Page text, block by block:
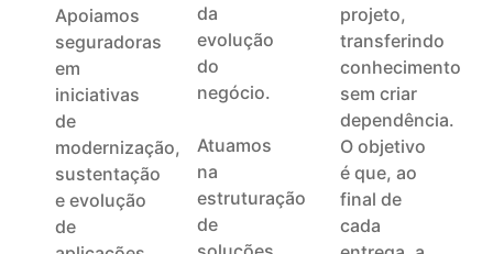
Apoiamos
seguradoras
em
iniciativas
de
modernização,
sustentação
e evolução
de
da
evolução
do
negócio.
Atuamos
na
estruturação
de
projeto,
transferindo
conhecimento
sem criar
dependência.
O objetivo
é que, ao
final de
cada